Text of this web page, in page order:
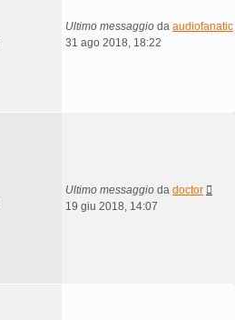
Ultimo messaggio da audiofanatic
31 ago 2018, 18:22
Ultimo messaggio da doctor
19 giu 2018, 14:07